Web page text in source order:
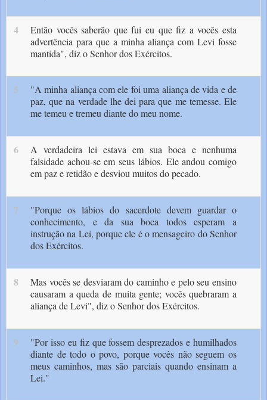
4
Então vocês saberão que fui eu que fiz a vocês esta
advertência para que a minha aliança com Levi fosse
manti­da", diz o Senhor dos Exércitos.
5
"A minha aliança com ele foi uma aliança de vida e de
paz, que na verdade lhe dei para que me temesse. Ele
me temeu e tremeu diante do meu nome.
6
A verdadeira lei estava em sua boca e nenhuma
falsidade achou-se em seus lábios. Ele andou comigo
em paz e retidão e desviou muitos do pecado.
7
"Porque os lábios do sacerdote devem guardar o
conhecimento, e da sua boca todos esperam a
instrução na Lei, porque ele é o mensageiro do Senhor
dos Exércitos.
8
Mas vocês se desviaram do caminho e pelo seu ensino
causaram a queda de muita gente; vocês quebraram a
aliança de Levi", diz o Senhor dos Exércitos.
9
"Por isso eu fiz que fossem desprezados e humilhados
diante de todo o povo, porque vocês não seguem os
meus caminhos, mas são parciais quando ensinam a
Lei."